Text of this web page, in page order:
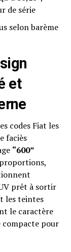
de série
selon barème
et
codes Fiat les
faciès
“600”
prêt à sortir
les teintes
le caractère
pour